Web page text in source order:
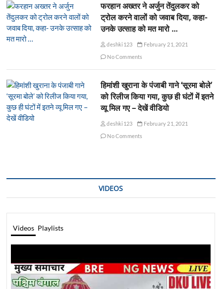
फरहान अख्तर ने अर्जुन तेंदुलकर को
ट्रोल करने वालों को जवाब दिया, कहा-
उनके उत्साह को मत मारो …
deshki123
February 21, 2021
No Comments
हिमांशी खुराना के पंजाबी गाने ‘सूरमा बोले’
को रिलीज किया गया, कुछ ही घंटों में इतने
व्यू मिल गए – देखें वीडियो
deshki123
February 21, 2021
No Comments
VIDEOS
Videos Playlists